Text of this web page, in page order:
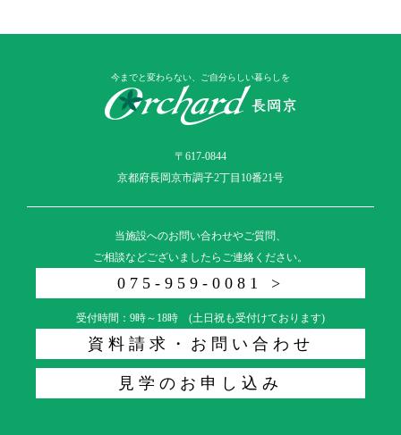
今までと変わらない、ご自分らしい暮らしを
〒617-0844
京都府長岡京市調子2丁目10番21号
当施設へのお問い合わせやご質問、
ご相談などございましたらご連絡ください。
075-959-0081 >
受付時間：9時～18時 (土日祝も受付けております)
資料請求・お問い合わせ
見学のお申し込み